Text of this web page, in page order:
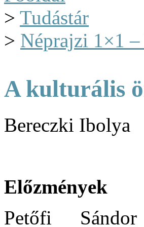
> Tudástár
> Néprajzi 1×1
A kulturális
Bereczki Ibolya
Előzmények
Petőfi